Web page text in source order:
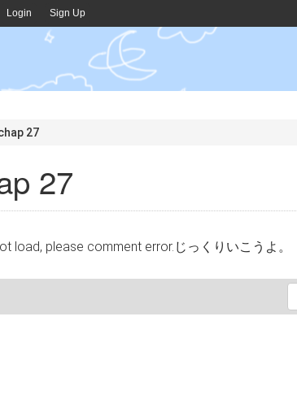
Login Sign Up
27
27
load, please comment error.じっくりいこうよ。